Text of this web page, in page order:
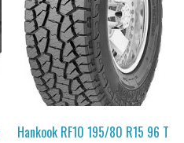
Hankook RF10 195/80 R15 96 T